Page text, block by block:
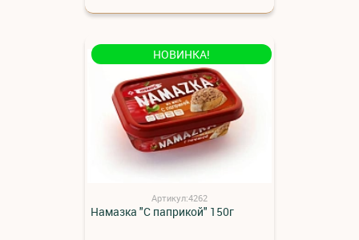
НОВИНКА!
Артикул:4262
Намазка "С паприкой" 150г